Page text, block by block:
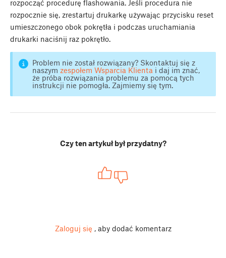
rozpocząć procedurę flashowania. Jeśli procedura nie
rozpocznie się, zrestartuj drukarkę używając przycisku reset
umieszczonego obok pokrętła i podczas uruchamiania
drukarki naciśnij raz pokrętło.
Problem nie został rozwiązany? Skontaktuj się z
naszym zespołem Wsparcia Klienta i daj im znać,
że próba rozwiązania problemu za pomocą tych
instrukcji nie pomogła. Zajmiemy się tym.
Czy ten artykuł był przydatny?
Zaloguj się , aby dodać komentarz